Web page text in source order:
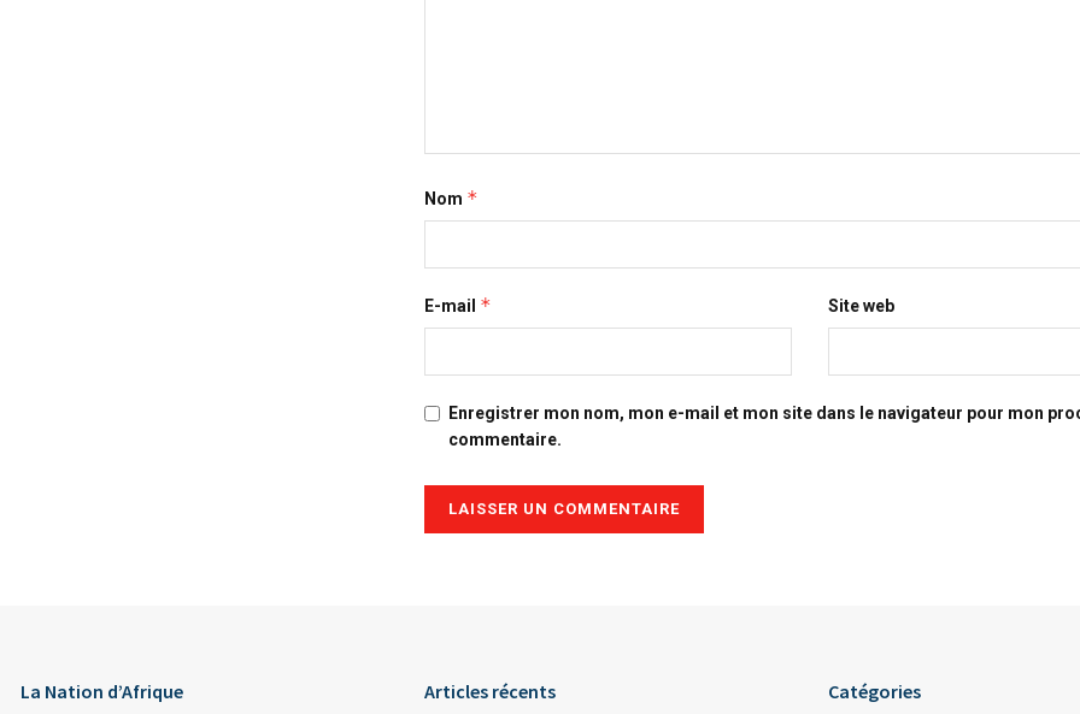
Nom *
E-mail * Site web
Enregistrer mon nom, mon e-mail et mon site dans le navigateur pour mon
commentaire.
La Nation d’Afrique Articles récents Catégories